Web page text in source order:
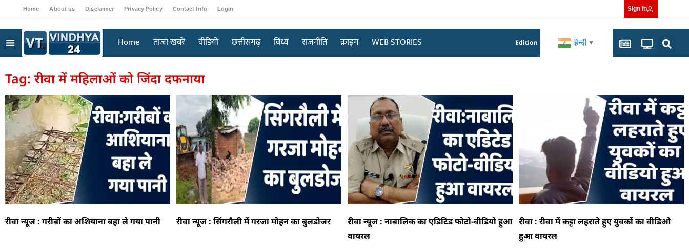
Home About us Disclaimer Privacy Policy Contact Info Login Sign in
Home ताजा खबरें वीडियो छत्तीसगढ़ विंध्य राजनीति क्राइम WEB STORIES Edition हिन्दी ▼
Tag: रीवा में महिलाओं को जिंदा दफनाया
रीवा न्यूज : गरीबों का अशियाना बहा ले गया पानी रीवा न्यूज : सिंगरौली में गरजा मोहन का बुलडोजर
रीवा न्यूज : नाबालिक का एडिटिड फोटो-वीडियो हुआ
वायरल
रीवा : रीवा में कट्टा लहराते हुए युवकों का वीडिओ
हुआ वायरल